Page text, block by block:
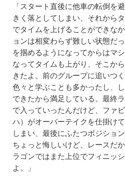
「スタート直後に他車の転倒を
きく落としてしまい、それから
でタイムを上げることができな
ョンは相変わらず難しい状態だ
を掴めるようになってからはマ
なってタイムも上がり、そこか
きたよ。前のグループに追いつ
色々と学ぶことも多かったし、
できたから満足している。最終
で入っていったんだけど、ファ
ハ）がオーバーテイクを仕掛け
しまい、最後にふたつポジショ
ちょっと悔しいけど、レースだ
ラゴンではまた上位でフィニッ
よ。」